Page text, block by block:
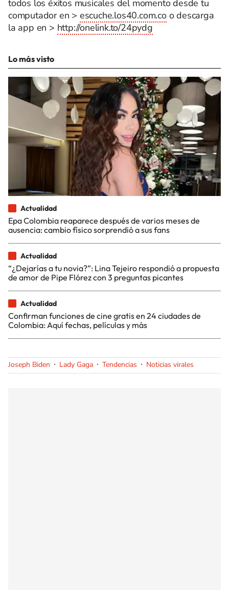
todos los éxitos musicales del momento desde tu
computador en > escuche.los40.com.coo descarga
la app en > http://onelink.to/24pydg
Lo más visto
Actualidad
Epa Colombia reaparece después de varios meses de
ausencia: cambio físico sorprendió a sus fans
Actualidad
“¿Dejarías a tu novia?”: Lina Tejeiro respondió a propuesta
de amor de Pipe Flórez con 3 preguntas picantes
Actualidad
Confirman funciones de cine gratis en 24 ciudades de
Colombia: Aquí fechas, películas y más
Joseph Biden Lady Gaga Tendencias Noticias virales